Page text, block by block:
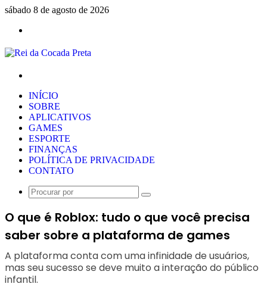
sábado 8 de agosto de 2026
INÍCIO
SOBRE
APLICATIVOS
GAMES
ESPORTE
FINANÇAS
POLÍTICA DE PRIVACIDADE
CONTATO
Procurar
O que é Roblox: tudo o que você precisa
saber sobre a plataforma de games
A plataforma conta com uma infinidade de usuários,
mas seu sucesso se deve muito a interação do público
infantil.